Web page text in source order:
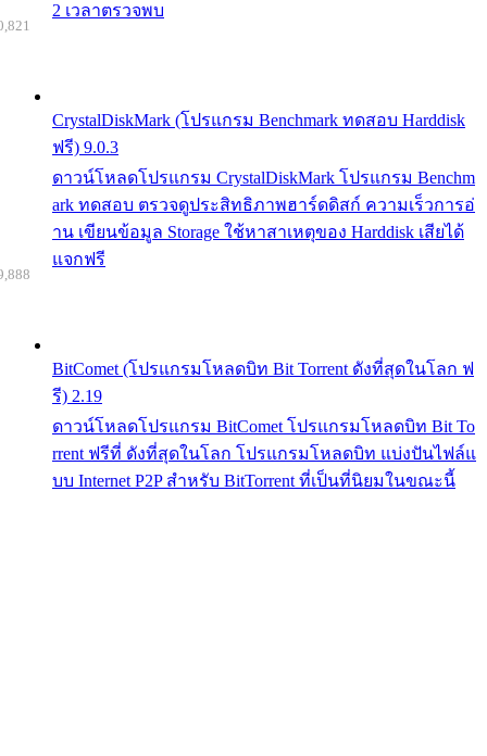
2 เวลาตรวจพบ
CrystalDiskMark (โปรแกรม Benchmark ทดสอบ Harddisk
ฟรี) 9.0.3
ดาวน์โหลดโปรแกรม CrystalDiskMark โปรแกรม Benchm
ark ทดสอบ ตรวจดูประสิทธิภาพฮาร์ดดิสก์ ความเร็วการอ่
าน เขียนข้อมูล Storage ใช้หาสาเหตุของ Harddisk เสียได้
แจกฟรี
BitComet (โปรแกรมโหลดบิท Bit Torrent ดังที่สุดในโลก ฟ
รี) 2.19
ดาวน์โหลดโปรแกรม BitComet โปรแกรมโหลดบิท Bit To
rrent ฟรีที่ ดังที่สุดในโลก โปรแกรมโหลดบิท แบ่งปันไฟล์แ
บบ Internet P2P สำหรับ BitTorrent ที่เป็นที่นิยมในขณะนี้